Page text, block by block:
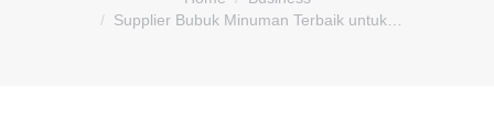
Supplier Bubuk Minuman Terbaik untuk…